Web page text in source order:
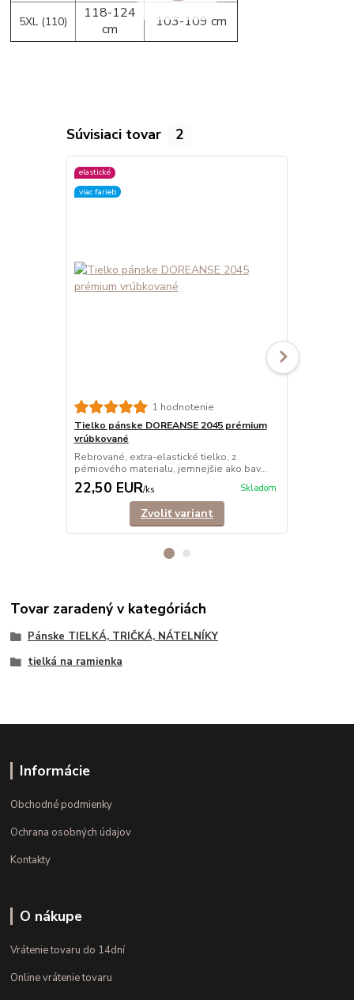
5XL (110)
118-124
cm
103-109 cm
Súvisiaci tovar 2
elastické
viac farieb
1 hodnotenie
Tielko pánske DOREANSE 2045 prémium
vrúbkované
Rebrované, extra-elastické tielko, z
pémiového materialu, jemnejšie ako bav...
22,50 EUR/ks Skladom
Zvoliť variant
Tovar zaradený v kategóriách
Pánske TIELKÁ, TRIČKÁ, NÁTELNÍKY
tielká na ramienka
Informácie
Obchodné podmienky
Ochrana osobných údajov
Kontakty
O nákupe
Vrátenie tovaru do 14dní
Online vrátenie tovaru